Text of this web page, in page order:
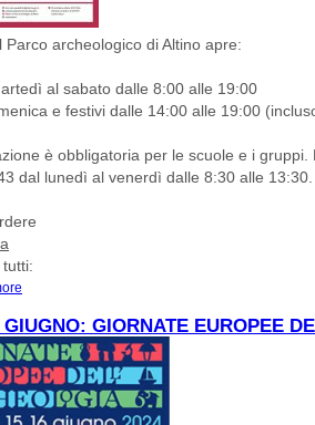
Parco archeologico di Altino apre:
alsabatodalle8:00alle 19:00
e festividalle 14:00 alle 19:00
è obbligatoria per le scuole e i
dal lunedì al venerdì dalle 8:30 alle 13:30.
GIUGNO: GIORNATE EUROPEE